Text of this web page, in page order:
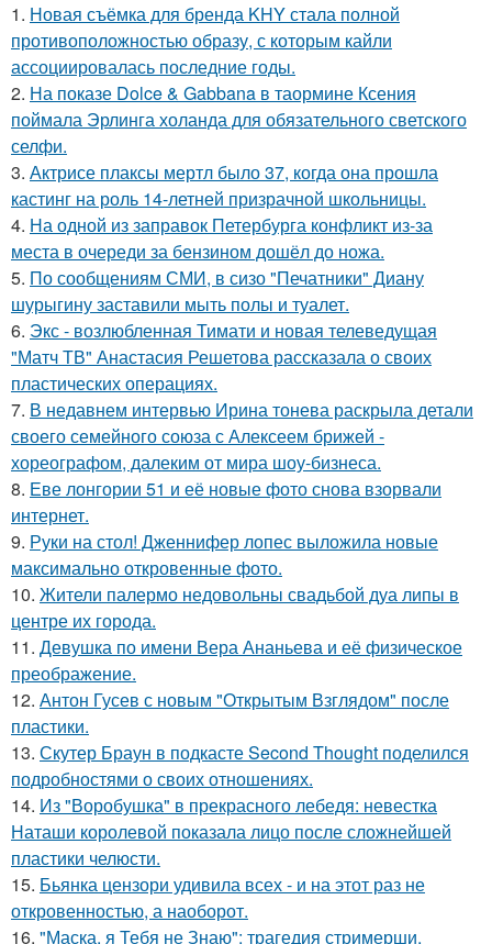
1. Новая съёмка для бренда KHY стала полной
противоположностью образу, с которым кайли
ассоциировалась последние годы.
2. На показе Dolce & Gabbana в таормине Ксения
поймала Эрлинга холанда для обязательного светского
селфи.
3. Актрисе плаксы мертл было 37, когда она прошла
кастинг на роль 14-летней призрачной школьницы.
4. На одной из заправок Петербурга конфликт из-за
места в очереди за бензином дошёл до ножа.
5. По сообщениям СМИ, в сизо "Печатники" Диану
шурыгину заставили мыть полы и туалет.
6. Экс - возлюбленная Тимати и новая телеведущая
"Матч ТВ" Анастасия Решетова рассказала о своих
пластических операциях.
7. В недавнем интервью Ирина тонева раскрыла детали
своего семейного союза с Алексеем брижей -
хореографом, далеким от мира шоу-бизнеса.
8. Еве лонгории 51 и её новые фото снова взорвали
интернет.
9. Руки на стол! Дженнифер лопес выложила новые
максимально откровенные фото.
10. Жители палермо недовольны свадьбой дуа липы в
центре их города.
11. Девушка по имени Вера Ананьева и её физическое
преображение.
12. Антон Гусев с новым "Открытым Взглядом" после
пластики.
13. Скутер Браун в подкасте Second Thought поделился
подробностями о своих отношениях.
14. Из "Воробушка" в прекрасного лебедя: невестка
Наташи королевой показала лицо после сложнейшей
пластики челюсти.
15. Бьянка цензори удивила всех - и на этот раз не
откровенностью, а наоборот.
16. "Маска, я Тебя не Знаю": трагедия стримерши,